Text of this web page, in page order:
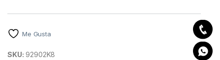
Me Gusta
SKU: 92902K8